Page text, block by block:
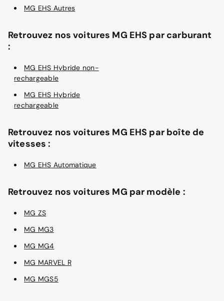
MG EHS Autres
Retrouvez nos voitures MG EHS par carburant
:
MG EHS Hybride non-
rechargeable
MG EHS Hybride
rechargeable
Retrouvez nos voitures MG EHS par boîte de
vitesses :
MG EHS Automatique
Retrouvez nos voitures MG par modèle :
MG ZS
MG MG3
MG MG4
MG MARVEL R
MG MGS5